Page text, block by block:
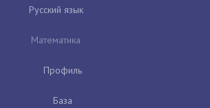
Русский язык
Математика
Профиль
База